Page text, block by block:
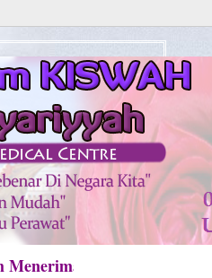
Rawatan di KISWAH